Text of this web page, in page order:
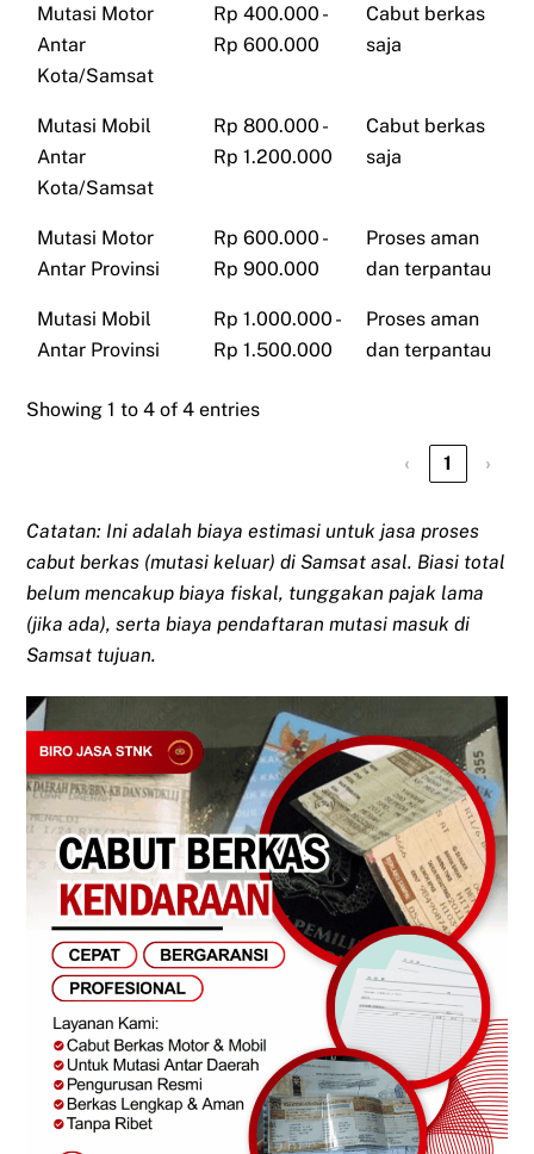
Mutasi Motor
Antar
Kota/Samsat
Rp 400.000 -
Rp 600.000
Cabut berkas
saja
Mutasi Mobil
Antar
Kota/Samsat
Rp 800.000 -
Rp 1.200.000
Cabut berkas
saja
Mutasi Motor
Antar Provinsi
Rp 600.000 -
Rp 900.000
Proses aman
dan terpantau
Mutasi Mobil
Antar Provinsi
Rp 1.000.000 -
Rp 1.500.000
Proses aman
dan terpantau
Showing 1 to 4 of 4 entries
‹ 1 ›
Catatan: Ini adalah biaya estimasi untuk jasa proses
cabut berkas (mutasi keluar) di Samsat asal. Biasi total
belum mencakup biaya fiskal, tunggakan pajak lama
(jika ada), serta biaya pendaftaran mutasi masuk di
Samsat tujuan.